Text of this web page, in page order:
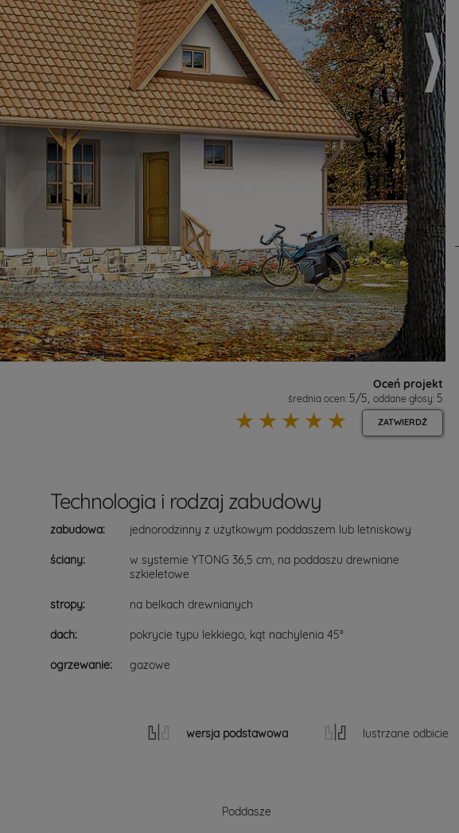
Oceń projekt
średnia ocen: 5/5, oddane głosy: 5
☆
☆
☆
☆
☆ ZATWIERDŹ
Technologia i rodzaj zabudowy
zabudowa: jednorodzinny z użytkowym poddaszem lub letniskowy
ściany:
w systemie YTONG 36,5 cm, na poddaszu drewniane
szkieletowe
stropy: na belkach drewnianych
dach: pokrycie typu lekkiego, kąt nachylenia 45°
ogrzewanie: gazowe
wersja podstawowa lustrzane odbicie
Poddasze